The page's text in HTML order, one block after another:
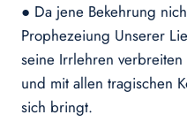
● Da jene Bekehrung
Prophezeiung Unserer
seine Irrlehren
und mit allen tragischen
sich bringt.